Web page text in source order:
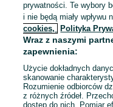
Adecco
Ożarów Mazowiecki
Pełny etat
Umowa o pracę
prywatności. Te wybory
i nie będą miały wpływu
cookies,
Polityka
Wraz z naszymi
zapewnienia:
Użycie dokładnych
skanowanie
Rozumienie odbiorców
z różnych źródeł.
dostęp do nich. Pomiar